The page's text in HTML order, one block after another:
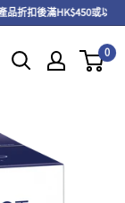
折扣後滿HK$450或以上
0